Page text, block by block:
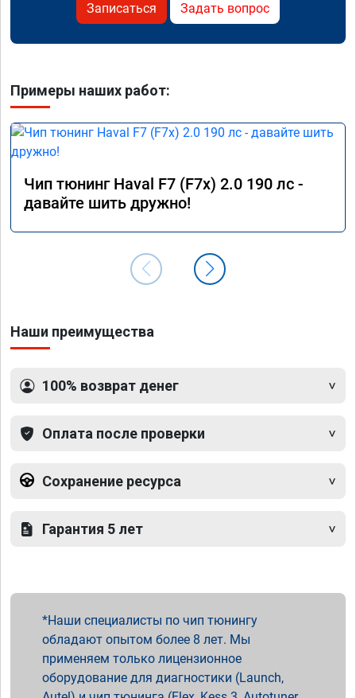
Записаться Задать вопрос
Примеры наших работ:
Чип тюнинг Haval F7 (F7x) 2.0 190 лс -
давайте шить дружно!
Наши преимущества
100% возврат денег
Оплата после проверки
Сохранение ресурса
Гарантия 5 лет
Наши специалисты по чип тюнингу
обладают опытом более 8 лет. Мы
применяем только лицензионное
оборудование для диагностики (Launch,